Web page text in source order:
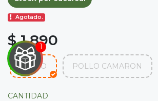
Agotado.
$ 1.890
POLLO POLLO CAMARON
CANTIDAD